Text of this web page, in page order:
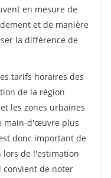
en mesure de
et de manière
la différence de
tarifs horaires des
de la région
les zones urbaines
main-d'œuvre plus
donc important de
lors de l'estimation
convient de noter